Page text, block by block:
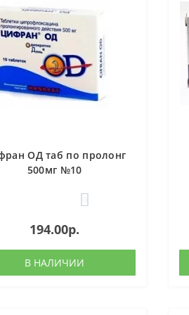
ОД таб по пролонг
500мг №10
194.00р.
В НАЛИЧИИ